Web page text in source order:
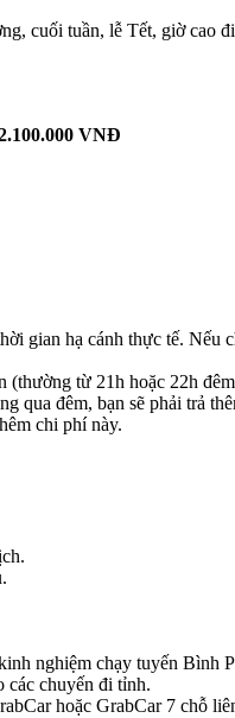
cuối tuần, lễ Tết, giờ
VNĐ
gian hạ cánh thực tế. Nếu
(thường từ 21h hoặc 22h
qua đêm, bạn sẽ phải trả
chi phí này.
nghiệm chạy tuyến Bình
các chuyến đi tỉnh.
hoặc GrabCar 7 chỗ